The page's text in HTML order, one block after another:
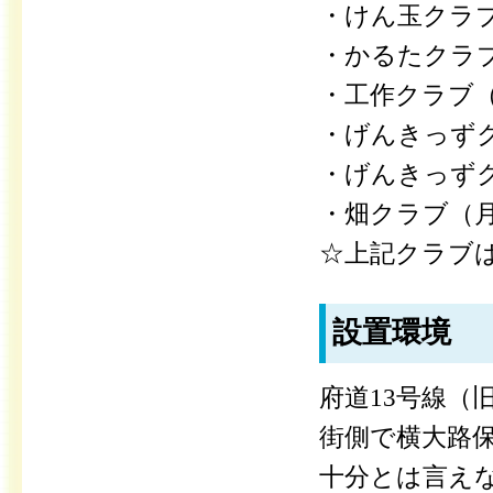
・けん玉クラ
・かるたクラ
・工作クラブ
・げんきっず
・げんきっず
・畑クラブ（
☆上記クラブ
設置環境
府道13号線（
街側で横大路
十分とは言え